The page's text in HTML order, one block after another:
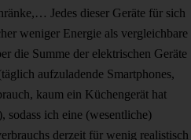
Jedes dieser Geräte für sich
weniger Energie als vergleichbare
die Summe der elektrischen Geräte
aufzuladende Smartphones,
kaum ein Küchengerät hat
sodass ich eine (wesentliche)
derzeit für wenig realistisch